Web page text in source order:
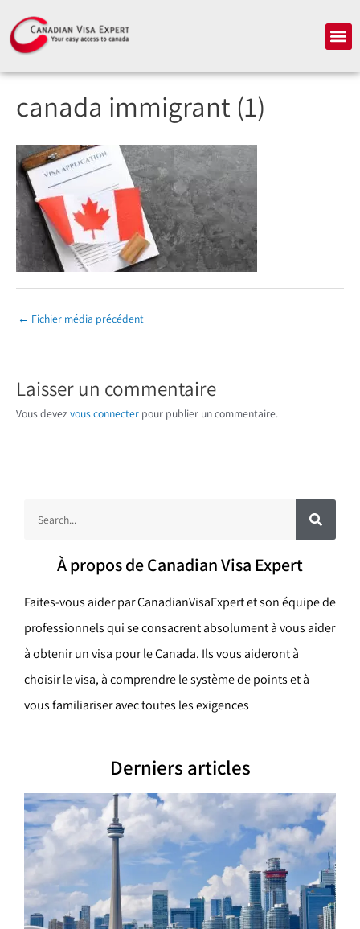
contenu
canada immigrant (1)
← Fichier média précédent
Laisser un commentaire
Vous devezvous connecter pour publier un commentaire.
e
c
h
e
r
R
e
c
r
À propos de Canadian Visa Expert
Faites-vous aider par CanadianVisaExpert et son équipe de
professionnels qui se consacrent absolument à vous aider
à obtenir un visa pour le Canada. Ils vous aideront à
choisir le visa, à comprendre le système de points et à
vous familiariser avec toutes les exigences
Derniers articles